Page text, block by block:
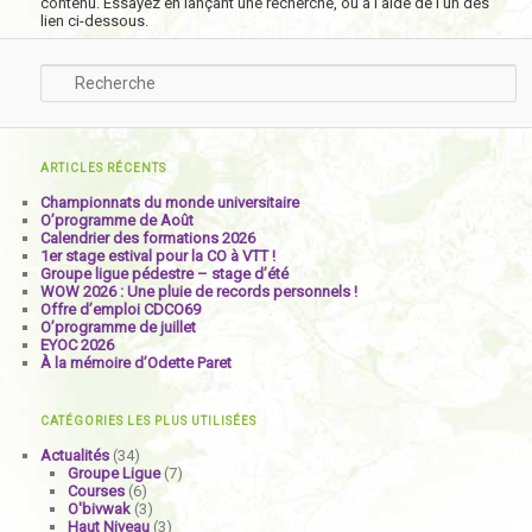
lien ci-dessous.
Recherche
ARTICLES RÉCENTS
Championnats du monde universitaire
O’programme de Août
Calendrier des formations 2026
1er stage estival pour la CO à VTT !
Groupe ligue pédestre – stage d’été
WOW 2026 : Une pluie de records personnels !
Offre d’emploi CDCO69
O’programme de juillet
EYOC 2026
À la mémoire d’Odette Paret
CATÉGORIES LES PLUS UTILISÉES
Actualités (34)
Groupe Ligue(7)
Courses(6)
O'bivwak(3)
Haut Niveau(3)